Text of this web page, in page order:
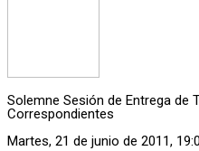
Solemne Sesión de Entrega de
Correspondientes
Martes, 21 de junio de 2011,